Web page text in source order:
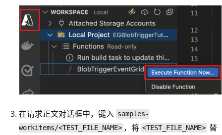
在请求正文对话框中，键入 samples-
workitems/<TEST_FILE_NAME> ，将 <TEST_FILE_NAME> 替